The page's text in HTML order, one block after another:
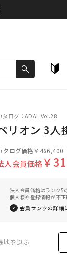
タログ：ADAL Vol.28
リオン 3人
タログ価格￥466,400
人会員価格￥
法人会員価格はランク5
個人様や登録情報が不正
会員ランクの詳細
地を選ぶ